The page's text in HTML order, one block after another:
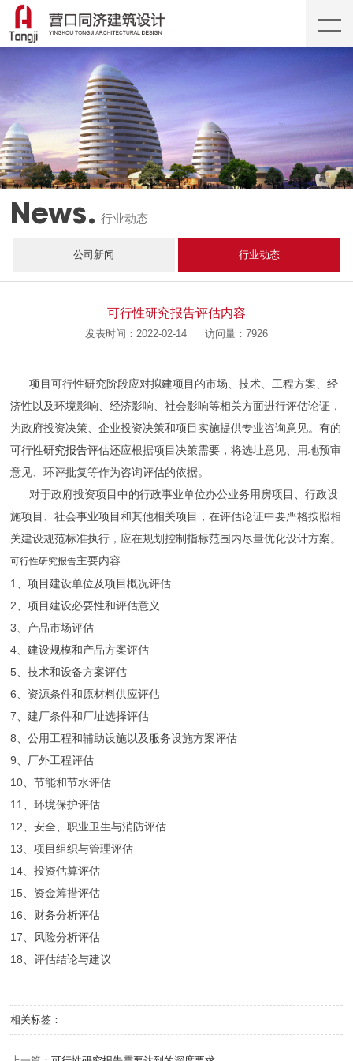
News. 行业动态
公司新闻 行业动态
可行性研究报告评估内容
发表时间：2022-02-14 访问量：7926
项目可行性研究阶段应对拟建项目的市场、技术、工程方案、经
济性以及环境影响、经济影响、社会影响等相关方面进行评估论证，
为政府投资决策、企业投资决策和项目实施提供专业咨询意见。有的
可行性研究报告评估还应根据项目决策需要，将选址意见、用地预审
意见、环评批复等作为咨询评估的依据。
对于政府投资项目中的行政事业单位办公业务用房项目、行政设
施项目、社会事业项目和其他相关项目，在评估论证中要严格按照相
关建设规范标准执行，应在规划控制指标范围内尽量优化设计方案。
可行性研究报告主要内容
1、项目建设单位及项目概况评估
2、项目建设必要性和评估意义
3、产品市场评估
4、建设规模和产品方案评估
5、技术和设备方案评估
6、资源条件和原材料供应评估
7、建厂条件和厂址选择评估
8、公用工程和辅助设施以及服务设施方案评估
9、厂外工程评估
10、节能和节水评估
11、环境保护评估
12、安全、职业卫生与消防评估
13、项目组织与管理评估
14、投资估算评估
15、资金筹措评估
16、财务分析评估
17、风险分析评估
18、评估结论与建议
相关标签：